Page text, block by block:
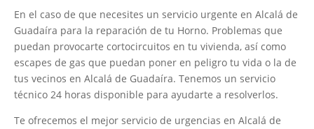
En el caso de que necesites un servicio urgente en Alcalá de
Guadaíra para la reparación de tu Horno. Problemas que
puedan provocarte cortocircuitos en tu vivienda, así como
escapes de gas que puedan poner en peligro tu vida o la de
tus vecinos en Alcalá de Guadaíra. Tenemos un servicio
técnico 24 horas disponible para ayudarte a resolverlos.
Te ofrecemos el mejor servicio de urgencias en Alcalá de